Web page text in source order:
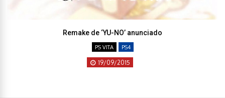
Remake de ‘YU-NO’ anunciado
PS VITA PS4
19/09/2015